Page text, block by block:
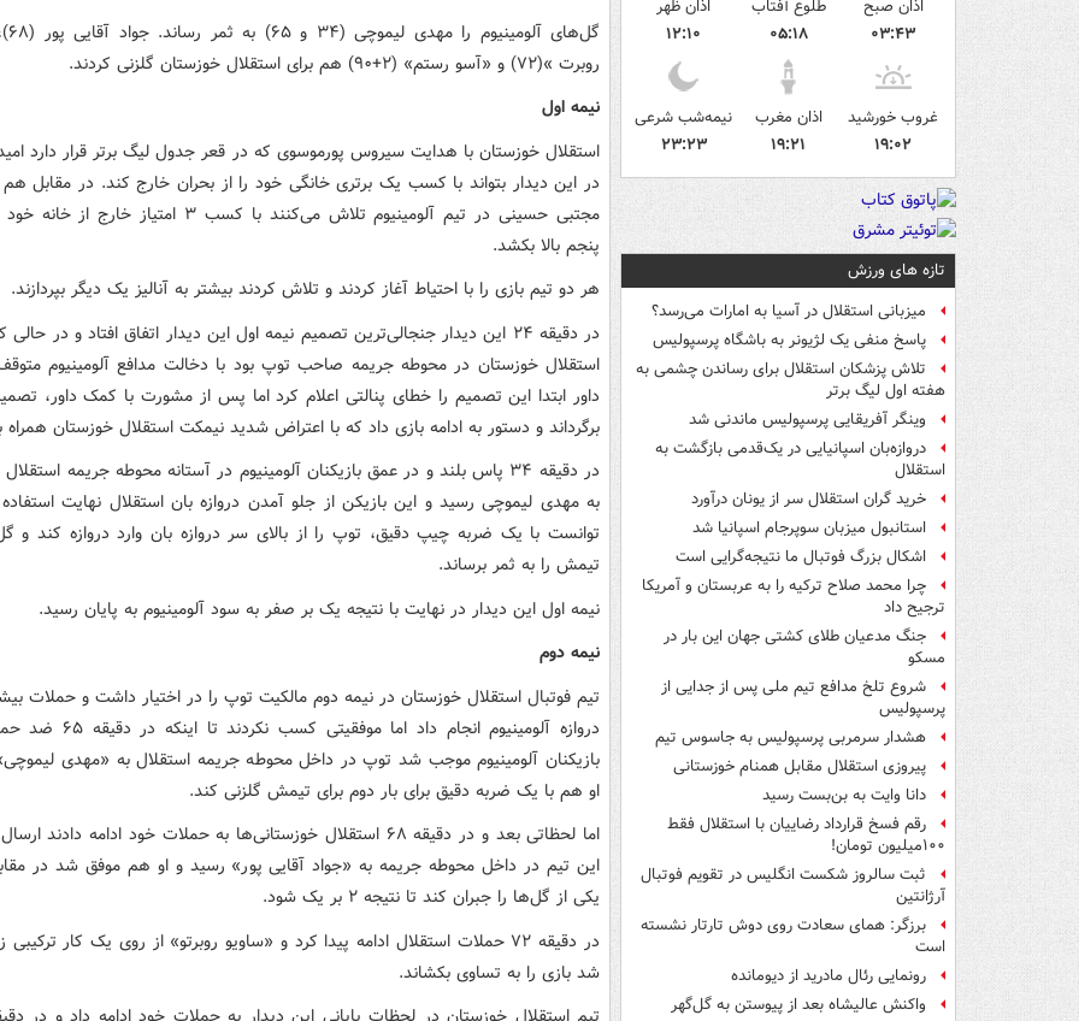
اذان صبح
۰۳:۴۳
طلوع آفتاب
۰۵:۱۸
اذان ظهر
۱۲:۱۰
غروب خورشید
۱۹:۰۲
اذان مغرب
۱۹:۲۱
نیمه‌شب شرعی
۲۳:۲۳
تازه های ورزش
میزبانی استقلال در آسیا به امارات می‌رسد؟
پاسخ منفی یک لژیونر به باشگاه پرسپولیس
تلاش پزشکان استقلال برای رساندن چشمی به
هفته اول لیگ برتر
وینگر آفریقایی پرسپولیس ماندنی شد
دروازه‌بان اسپانیایی در یک‌قدمی بازگشت به
استقلال
خرید گران استقلال سر از یونان درآورد
استانبول میزبان سوپرجام اسپانیا شد
اشکال بزرگ فوتبال ما نتیجه‌گرایی است
چرا محمد صلاح ترکیه را به عربستان و آمریکا
ترجیح داد
جنگ مدعیان طلای کشتی جهان این بار در
مسکو
شروع تلخ مدافع تیم ملی پس از جدایی از
پرسپولیس
هشدار سرمربی پرسپولیس به جاسوس تیم
پیروزی استقلال مقابل همنام خوزستانی
دانا وایت به بن‌بست رسید
رقم فسخ قرارداد رضاییان با استقلال فقط
۱۰۰میلیون تومان!
ثبت سالروز شکست انگلیس در تقویم فوتبال
آرژانتین
برزگر: همای سعادت روی دوش تارتار نشسته
است
رونمایی رئال مادرید از دیومانده
واکنش عالیشاه بعد از پیوستن به گل‌گهر
گل‌های
روبرت »(۷۲) و «آسو رستم» (۲+۹۰) هم برای استقلال خوزستان گلزنی کردند.
نیمه اول
استقلال خوزستان با هدایت سیروس پورموسوی که در قعر جدول لیگ برتر قرار دارد
در این دیدار بتواند با کسب یک برتری خانگی خود را از بحران خارج کند. در مقابل
مجتبی حسینی در تیم آلومینیوم تلاش می‌کنند با کسب ۳ امتیاز
پنجم بالا بکشد.
هر دو تیم بازی را با احتیاط آغاز کردند و تلاش کردند بیشتر به آنالیز یک دیگر بپردازند.
در دقیقه ۲۴ این دیدار جنجالی‌ترین تصمیم نیمه اول این دیدار اتفاق افتاد و در
استقلال خوزستان در محوطه جریمه صاحب توپ بود با دخالت مدافع آلومینیوم
داور ابتدا این تصمیم را خطای پنالتی اعلام کرد اما پس از مشورت با کمک داور،
برگرداند و دستور به ادامه بازی داد که با اعتراض شدید نیمکت استقلال خوزستان همراه
در دقیقه ۳۴ پاس بلند و در عمق بازیکنان آلومینیوم در آستانه محوطه جریمه
به مهدی لیموچی رسید و این بازیکن از جلو آمدن دروازه بان استقلال نهایت
توانست با یک ضربه چیپ دقیق، توپ را از بالای سر دروازه بان وارد دروازه کند
تیمش را به ثمر برساند.
نیمه اول این دیدار در نهایت با نتیجه یک بر صفر به سود آلومینیوم به پایان رسید.
نیمه دوم
تیم فوتبال استقلال خوزستان در نیمه دوم مالکیت توپ را در اختیار داشت و حملات
دروازه آلومینیوم انجام داد اما
بازیکنان آلومینیوم موجب شد توپ در داخل محوطه جریمه استقلال به «مهدی
او هم با یک ضربه دقیق برای بار دوم برای تیمش گلزنی کند.
اما لحظاتی بعد و در دقیقه ۶۸ استقلال خوزستانی‌ها به حملات خود ادامه دادند
این تیم در داخل محوطه جریمه به «جواد آقایی پور» رسید و او هم موفق شد در
یکی از گل‌ها را جبران کند تا نتیجه ۲ بر یک شود.
در دقیقه ۷۲ حملات استقلال ادامه پیدا کرد و «ساویو روبرتو» از روی یک کار
شد بازی را به تساوی بکشاند.